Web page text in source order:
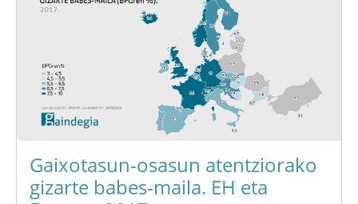
Gaixotasun-osasun atentziorako
gizarte babes-maila. EH eta